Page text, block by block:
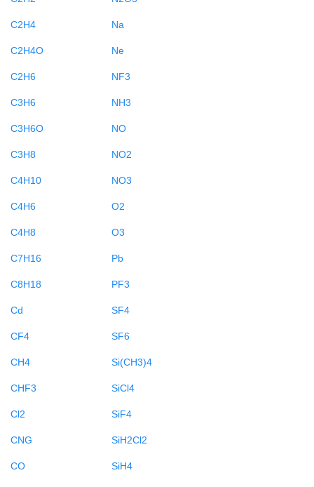
C2H4
C2H4O
C2H6
C3H6
C3H6O
C3H8
C4H10
C4H6
C4H8
C7H16
C8H18
Cd
CF4
CH4
CHF3
Cl2
CNG
CO
Na
Ne
NF3
NH3
NO
NO2
NO3
O2
O3
Pb
PF3
SF4
SF6
Si(CH3)4
SiCl4
SiF4
SiH2Cl2
SiH4